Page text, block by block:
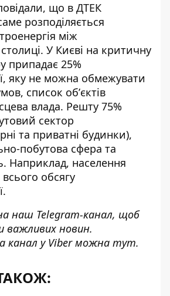
що в ДТЕК
розподіляється
між
У Києві на критичну
припадає 25%
яку не можна обмежувати
список обʼєктів
влада. Решту 75%
сектор
та приватні будинки),
побутова сфера та
Наприклад, населення
обсягу
наш Telegram-канал, щоб
важливих новин.
канал у Viber можна тут.